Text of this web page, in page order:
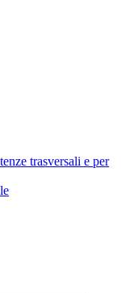
trasversali e per